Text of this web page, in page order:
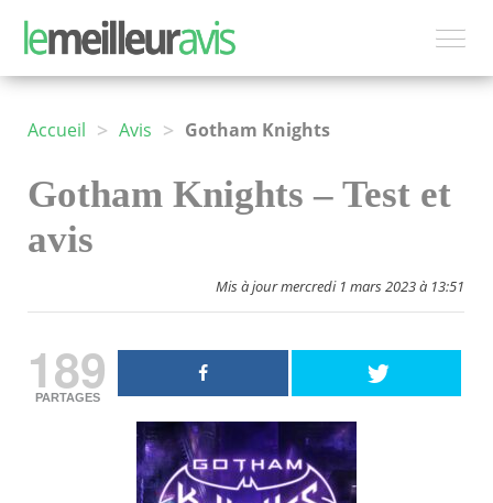
Accueil > Avis > Gotham Knights
Gotham Knights – Test et
avis
Mis à jour mercredi 1 mars 2023 à 13:51
189
PARTAGES